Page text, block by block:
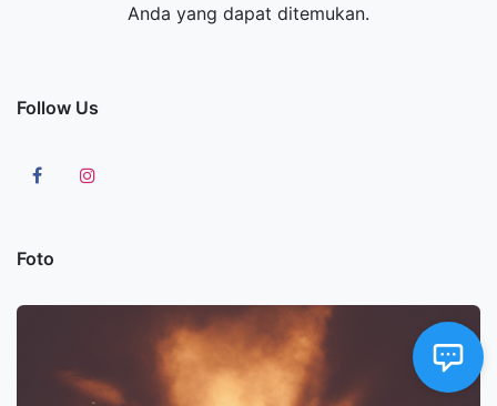
Anda yang dapat ditemukan.
Follow Us
Foto